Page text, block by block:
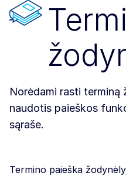
Norėdami rasti terminą
naudotis paieškos
sąraše.
Termino paieška